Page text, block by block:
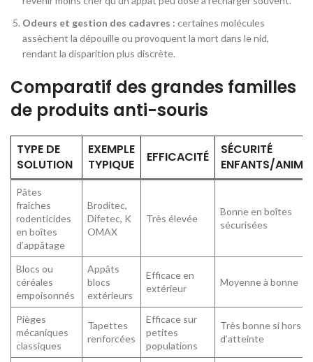
Odeurs et gestion des cadavres : certaines molécules
assèchent la dépouille ou provoquent la mort dans le nid,
rendant la disparition plus discrète.
Comparatif des grandes familles
de produits anti-souris
TYPE DE
SOLUTION
EXEMPLE
TYPIQUE
EFFICACITÉ
SÉCURITÉ
ENFANTS/
Pâtes
fraîches
rodenticides
en boîtes
d’appâtage
Broditec,
Difetec, K
OMAX
Très élevée
Bonne en boîtes
sécurisées
Blocs ou
céréales
empoisonnés
Appâts
blocs
extérieurs
Efficace en
extérieur
Moyenne à bonne
Pièges
mécaniques
classiques
Tapettes
renforcées
Efficace sur
petites
populations
Très bonne si hors
d’atteinte